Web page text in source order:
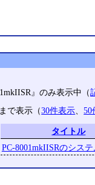
』のみ表示中（
で表示（30件表示、50
タイトル
PC-8001mkIISRのシス